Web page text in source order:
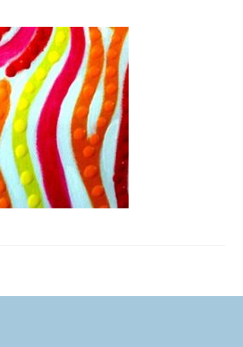
RH
DE FORMATEURS